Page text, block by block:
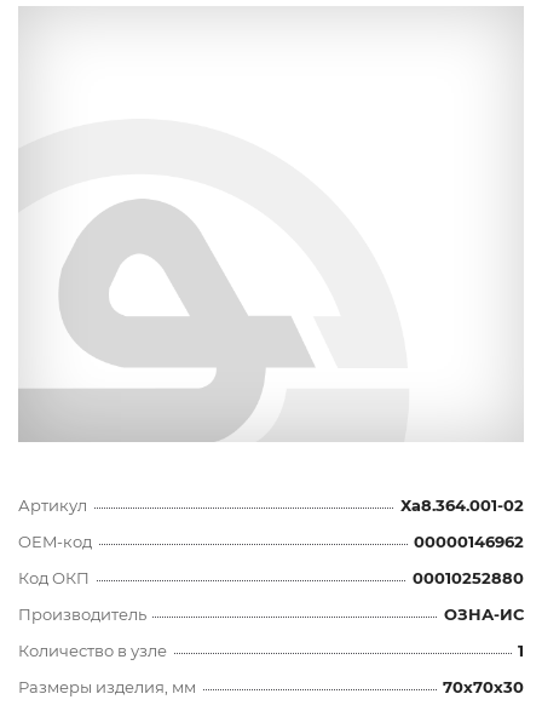
Артикул
Ха8.364.001-02
OEM-код
00000146962
Код ОКП
00010252880
Производитель
ОЗНА-ИС
Количество в узле
1
Размеры изделия, мм
70x70x30